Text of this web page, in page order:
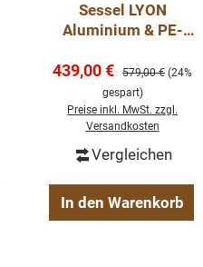
Sessel LYON
Aluminium & PE-
Seagrass/Java
Brown inkl. Kissen
Verkaufspreis:
439,00 € Regulärer Preis:
579,00 € (24%
gespart)
Preise inkl. MwSt. zzgl.
Versandkosten
Vergleichen
In den Warenkorb